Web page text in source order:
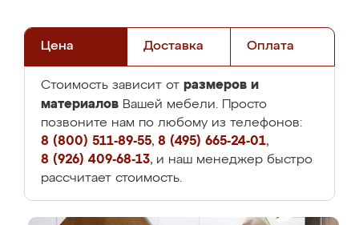
Цена Доставка Оплата
Стоимость зависит от размеров и
материалов Вашей мебели. Просто
позвоните нам по любому из телефонов:
8 (800) 511-89-55, 8 (495) 665-24-01,
8 (926) 409-68-13, и наш менеджер быстро
рассчитает стоимость.